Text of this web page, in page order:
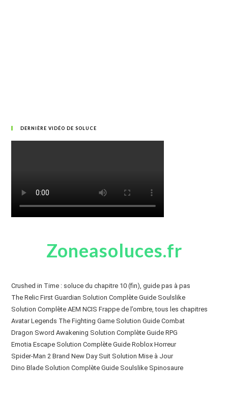
DERNIÈRE VIDÉO DE SOLUCE
Zoneasoluces.fr
Crushed in Time : soluce du chapitre 10 (fin), guide pas à pas
The Relic First Guardian Solution Complète Guide Soulslike
Solution Complète AEM NCIS Frappe de l’ombre, tous les chapitres
Avatar Legends The Fighting Game Solution Guide Combat
Dragon Sword Awakening Solution Complète Guide RPG
Emotia Escape Solution Complète Guide Roblox Horreur
Spider-Man 2 Brand New Day Suit Solution Mise à Jour
Dino Blade Solution Complète Guide Soulslike Spinosaure